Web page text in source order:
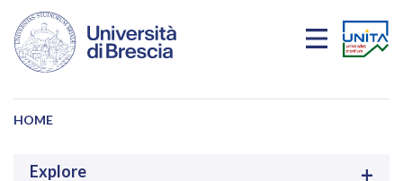
Salta al contenuto principale
HOME
Explore